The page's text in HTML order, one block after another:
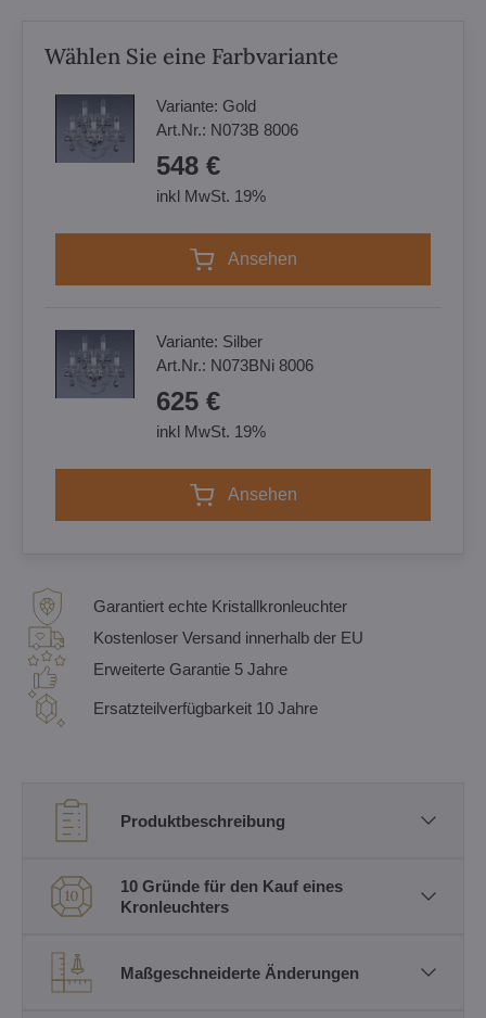
Wählen Sie eine Farbvariante
Variante: Gold
Art.Nr.: N073B 8006
548 €
inkl MwSt. 19%
Ansehen
Variante: Silber
Art.Nr.: N073BNi 8006
625 €
inkl MwSt. 19%
Ansehen
Garantiert echte Kristallkronleuchter
Kostenloser Versand innerhalb der EU
Erweiterte Garantie 5 Jahre
Ersatzteilverfügbarkeit 10 Jahre
Produktbeschreibung
10 Gründe für den Kauf eines
Kronleuchters
Maßgeschneiderte Änderungen